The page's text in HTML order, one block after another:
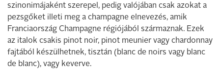
szinonimájaként szerepel, pedig valójában csak azokat a
pezsgőket illeti meg a champagne elnevezés, amik
Franciaország Champagne régiójából származnak. Ezek
az italok csakis pinot noir, pinot meunier vagy chardonnay
fajtából készülhetnek, tisztán (blanc de noirs vagy blanc
de blanc), vagy keverve.